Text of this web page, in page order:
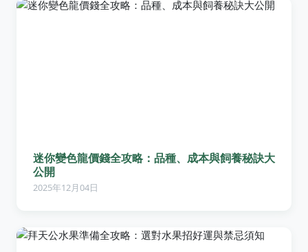
迷你變色龍價錢全攻略：品種、成本與飼養秘訣大
公開
2025年12月04日